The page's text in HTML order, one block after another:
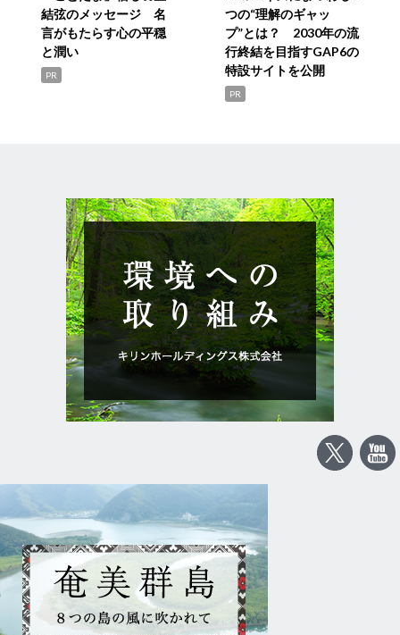
結弦のメッセージ 名
言がもたらす心の平穏
と潤い
PR
つの“理解のギャッ
プ”とは？ 2030年の流
行終結を目指すGAP6の
特設サイトを公開
PR